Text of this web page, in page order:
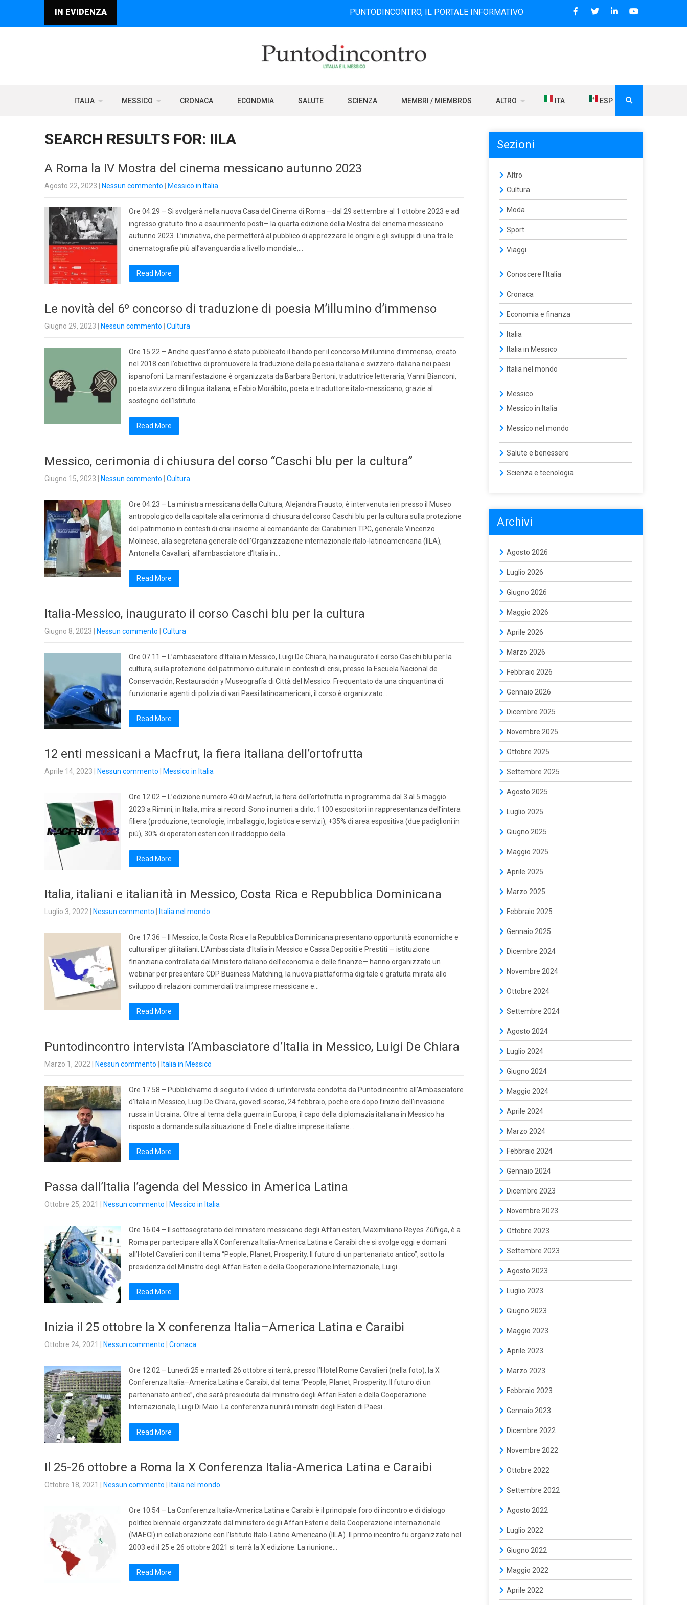
IN EVIDENZA PUNTODINCONTRO, IL PORTALE INFORMATIVO BILINGUE CHE DAL 2006 DIFFONDE NOTIZIE SUI
ITALIA MESSICO CRONACA ECONOMIA SALUTE SCIENZA MEMBRI / MIEMBROS ALTRO ITA ESP
SEARCH RESULTS FOR: IILA
A Roma la IV Mostra del cinema messicano autunno 2023
Agosto 22, 2023 Nessun commento Messico in Italia
Ore 04.29 – Si svolgerà nella nuova Casa del Cinema di Roma —dal 29 settembre al 1 ottobre 2023 e ad
ingresso gratuito fino a esaurimento posti— la quarta edizione della Mostra del cinema messicano
autunno 2023. L’iniziativa, che permetterà al pubblico di apprezzare le origini e gli sviluppi di una tra le
cinematografie più all’avanguardia a livello mondiale,…
Read More
Le novità del 6º concorso di traduzione di poesia M’illumino d’immenso
Giugno 29, 2023 Nessun commento Cultura
Ore 15.22 – Anche quest’anno è stato pubblicato il bando per il concorso M’illumino d’immenso, creato
nel 2018 con l’obiettivo di promuovere la traduzione della poesia italiana e svizzero-italiana nei paesi
ispanofoni. La manifestazione è organizzata da Barbara Bertoni, traduttrice letteraria, Vanni Bianconi,
poeta svizzero di lingua italiana, e Fabio Morábito, poeta e traduttore italo-messicano, grazie al
sostegno dell’Istituto…
Read More
Messico, cerimonia di chiusura del corso “Caschi blu per la cultura”
Giugno 15, 2023 Nessun commento Cultura
Ore 04.23 – La ministra messicana della Cultura, Alejandra Frausto, è intervenuta ieri presso il Museo
antropologico della capitale alla cerimonia di chiusura del corso Caschi blu per la cultura sulla protezione
del patrimonio in contesti di crisi insieme al comandante dei Carabinieri TPC, generale Vincenzo
Molinese, alla segretaria generale dell’Organizzazione internazionale italo-latinoamericana (IILA),
Antonella Cavallari, all’ambasciatore d’Italia in…
Read More
Italia-Messico, inaugurato il corso Caschi blu per la cultura
Giugno 8, 2023 Nessun commento Cultura
Ore 07.11 – L’ambasciatore d’Italia in Messico, Luigi De Chiara, ha inaugurato il corso Caschi blu per la
cultura, sulla protezione del patrimonio culturale in contesti di crisi, presso la Escuela Nacional de
Conservación, Restauración y Museografía di Città del Messico. Frequentato da una cinquantina di
funzionari e agenti di polizia di vari Paesi latinoamericani, il corso è organizzato…
Read More
12 enti messicani a Macfrut, la fiera italiana dell’ortofrutta
Aprile 14, 2023 Nessun commento Messico in Italia
Ore 12.02 – L’edizione numero 40 di Macfrut, la fiera dell’ortofrutta in programma dal 3 al 5 maggio
2023 a Rimini, in Italia, mira ai record. Sono i numeri a dirlo: 1100 espositori in rappresentanza dell’intera
filiera (produzione, tecnologie, imballaggio, logistica e servizi), +35% di area espositiva (due padiglioni in
più), 30% di operatori esteri con il raddoppio della…
Read More
Italia, italiani e italianità in Messico, Costa Rica e Repubblica Dominicana
Luglio 3, 2022 Nessun commento Italia nel mondo
Ore 17.36 – Il Messico, la Costa Rica e la Repubblica Dominicana presentano opportunità economiche e
culturali per gli italiani. L’Ambasciata d’Italia in Messico e Cassa Depositi e Prestiti — istituzione
finanziaria controllata dal Ministero italiano dell’economia e delle finanze— hanno organizzato un
webinar per presentare CDP Business Matching, la nuova piattaforma digitale e gratuita mirata allo
sviluppo di relazioni commerciali tra imprese messicane e…
Read More
Puntodincontro intervista l’Ambasciatore d’Italia in Messico, Luigi De Chiara
Marzo 1, 2022 Nessun commento Italia in Messico
Ore 17.58 – Pubblichiamo di seguito il video di un’intervista condotta da Puntodincontro all’Ambasciatore
d’Italia in Messico, Luigi De Chiara, giovedì scorso, 24 febbraio, poche ore dopo l’inizio dell’invasione
russa in Ucraina. Oltre al tema della guerra in Europa, il capo della diplomazia italiana in Messico ha
risposto a domande sulla situazione di Enel e di altre imprese italiane…
Read More
Passa dall’Italia l’agenda del Messico in America Latina
Ottobre 25, 2021 Nessun commento Messico in Italia
Ore 16.04 – Il sottosegretario del ministero messicano degli Affari esteri, Maximiliano Reyes Zúñiga, è a
Roma per partecipare alla X Conferenza Italia-America Latina e Caraibi che si svolge oggi e domani
all’Hotel Cavalieri con il tema “People, Planet, Prosperity. Il futuro di un partenariato antico”, sotto la
presidenza del Ministro degli Affari Esteri e della Cooperazione Internazionale, Luigi…
Read More
Inizia il 25 ottobre la X conferenza Italia–America Latina e Caraibi
Ottobre 24, 2021 Nessun commento Cronaca
Ore 12.02 – Lunedì 25 e martedì 26 ottobre si terrà, presso l’Hotel Rome Cavalieri (nella foto), la X
Conferenza Italia–America Latina e Caraibi, dal tema “People, Planet, Prosperity. Il futuro di un
partenariato antico”, che sarà presieduta dal ministro degli Affari Esteri e della Cooperazione
Internazionale, Luigi Di Maio. La conferenza riunirà i ministri degli Esteri di Paesi…
Read More
Il 25-26 ottobre a Roma la X Conferenza Italia-America Latina e Caraibi
Ottobre 18, 2021 Nessun commento Italia nel mondo
Ore 10.54 – La Conferenza Italia-America Latina e Caraibi è il principale foro di incontro e di dialogo
politico biennale organizzato dal ministero degli Affari Esteri e della Cooperazione internazionale
(MAECI) in collaborazione con l’Istituto Italo-Latino Americano (IILA). Il primo incontro fu organizzato nel
2003 ed il 25 e 26 ottobre 2021 si terrà la X edizione. La riunione…
Read More
Sezioni
Altro
Cultura
Moda
Sport
Viaggi
Conoscere l'Italia
Cronaca
Economia e finanza
Italia
Italia in Messico
Italia nel mondo
Messico
Messico in Italia
Messico nel mondo
Salute e benessere
Scienza e tecnologia
Archivi
Agosto 2026
Luglio 2026
Giugno 2026
Maggio 2026
Aprile 2026
Marzo 2026
Febbraio 2026
Gennaio 2026
Dicembre 2025
Novembre 2025
Ottobre 2025
Settembre 2025
Agosto 2025
Luglio 2025
Giugno 2025
Maggio 2025
Aprile 2025
Marzo 2025
Febbraio 2025
Gennaio 2025
Dicembre 2024
Novembre 2024
Ottobre 2024
Settembre 2024
Agosto 2024
Luglio 2024
Giugno 2024
Maggio 2024
Aprile 2024
Marzo 2024
Febbraio 2024
Gennaio 2024
Dicembre 2023
Novembre 2023
Ottobre 2023
Settembre 2023
Agosto 2023
Luglio 2023
Giugno 2023
Maggio 2023
Aprile 2023
Marzo 2023
Febbraio 2023
Gennaio 2023
Dicembre 2022
Novembre 2022
Ottobre 2022
Settembre 2022
Agosto 2022
Luglio 2022
Giugno 2022
Maggio 2022
Aprile 2022